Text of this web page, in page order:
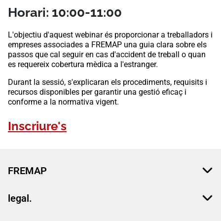
Horari: 10:00-11:00
L'objectiu d'aquest webinar és proporcionar a treballadors i
empreses associades a FREMAP una guia clara sobre els
passos que cal seguir en cas d'accident de treball o quan
es requereix cobertura mèdica a l'estranger.
Durant la sessió, s'explicaran els procediments, requisits i
recursos disponibles per garantir una gestió eficaç i
conforme a la normativa vigent.
Inscriure's
FREMAP
legal.